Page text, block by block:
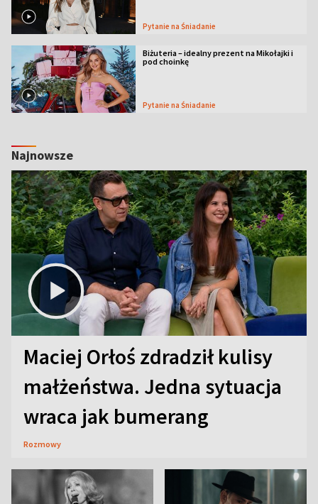
Pytanie na Śniadanie
Biżuteria – idealny prezent na Mikołajki i
pod choinkę
Pytanie na Śniadanie
Najnowsze
Maciej Orłoś zdradził kulisy
małżeństwa. Jedna sytuacja
wraca jak bumerang
Rozmowy